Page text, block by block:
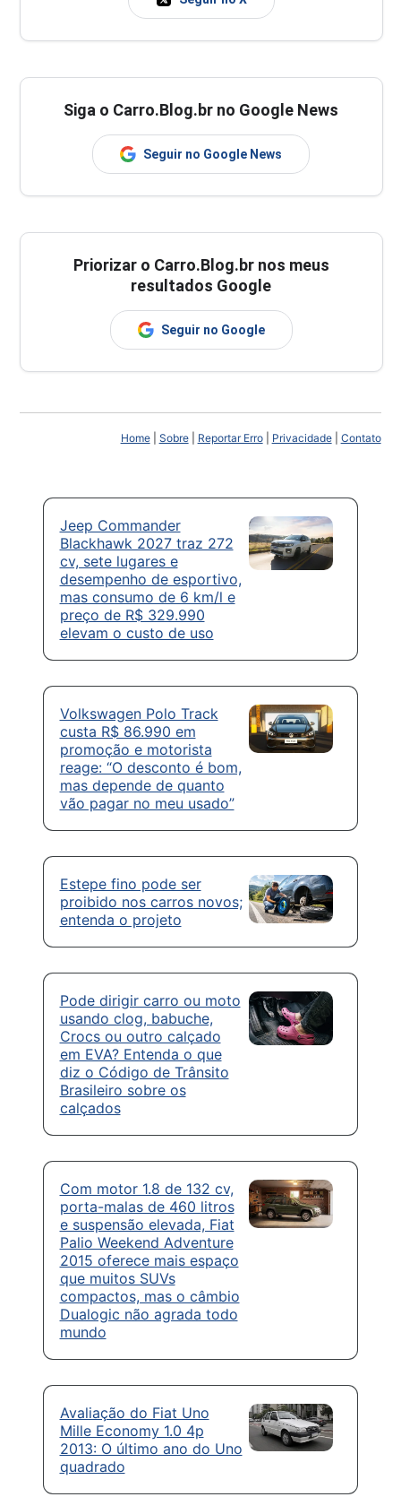
Siga o Carro.Blog.br no Google News
Seguir no Google News
Priorizar o Carro.Blog.br nos meus
resultados Google
Seguir no Google
Home| Sobre| Reportar Erro| Privacidade| Contato
Jeep Commander
Blackhawk 2027 traz 272
cv, sete lugares e
desempenho de esportivo,
mas consumo de 6 km/l e
preço de R$ 329.990
elevam o custo de uso
Volkswagen Polo Track
custa R$ 86.990 em
promoção e motorista
reage: “O desconto é bom,
mas depende de quanto
vão pagar no meu usado”
Estepe fino pode ser
proibido nos carros novos;
entenda o projeto
Pode dirigir carro ou moto
usando clog, babuche,
Crocs ou outro calçado
em EVA? Entenda o que
diz o Código de Trânsito
Brasileiro sobre os
calçados
Com motor 1.8 de 132 cv,
porta-malas de 460 litros
e suspensão elevada, Fiat
Palio Weekend Adventure
2015 oferece mais espaço
que muitos SUVs
compactos, mas o câmbio
Dualogic não agrada todo
mundo
Avaliação do Fiat Uno
Mille Economy 1.0 4p
2013: O último ano do Uno
quadrado